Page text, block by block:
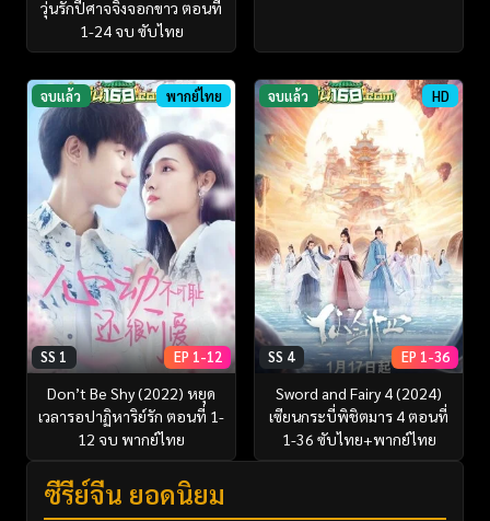
วุ่นรักปีศาจจิ้งจอกขาว ตอนที่
1-24 จบ ซับไทย
จบแล้ว พากย์ไทย
SS 1 EP 1-12
Don’t Be Shy (2022) หยุด
เวลารอปาฏิหาริย์รัก ตอนที่ 1-
12 จบ พากย์ไทย
จบแล้ว HD
SS 4 EP 1-36
Sword and Fairy 4 (2024)
เซียนกระบี่พิชิตมาร 4 ตอนที่
1-36 ซับไทย+พากย์ไทย
ซีรี่ย์จีน ยอดนิยม